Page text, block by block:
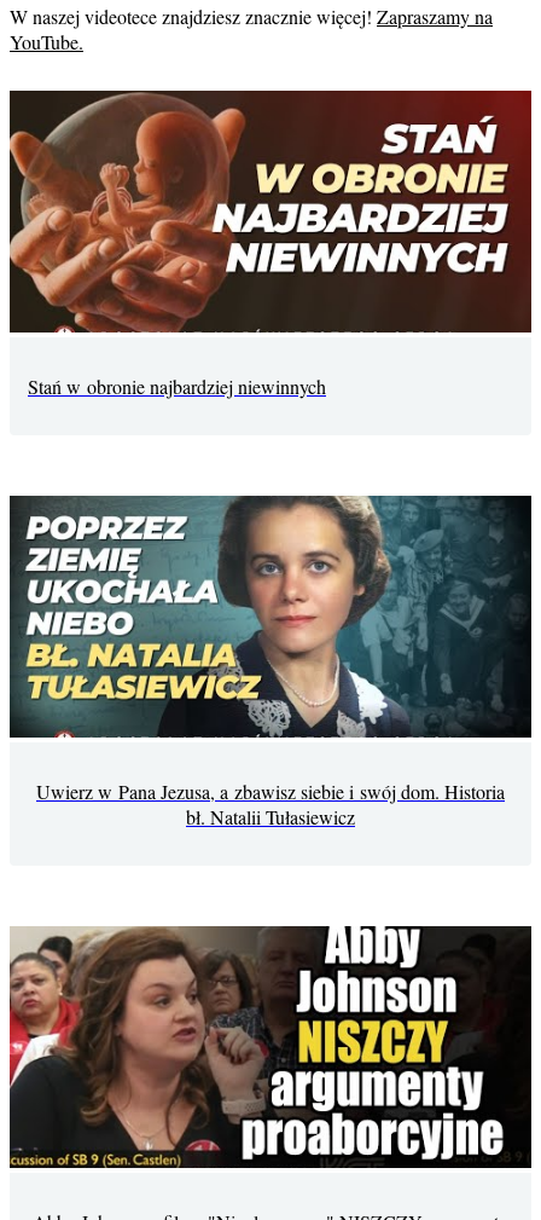
W naszej videotece znajdziesz znacznie więcej! Zapraszamy na
YouTube.
Stań w obronie najbardziej niewinnych
Uwierz w Pana Jezusa, a zbawisz siebie i swój dom. Historia
bł. Natalii Tułasiewicz